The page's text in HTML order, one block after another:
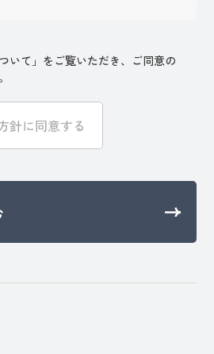
の保有する個人情報を、以下
結果に係る連絡
事務手続
員
いて」をご覧いただき、ご同意の
針に同意する